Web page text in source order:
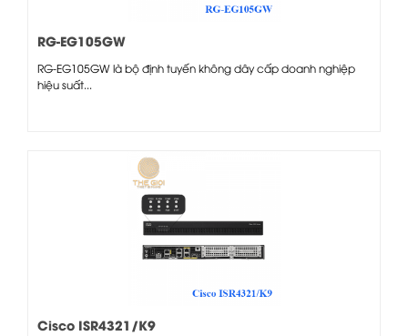
RG-EG105GW
RG-EG105GW là bộ định tuyến không dây cấp doanh nghiệp
hiệu suất...
Cisco ISR4321/K9